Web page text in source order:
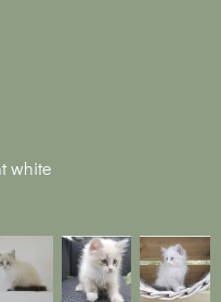
white